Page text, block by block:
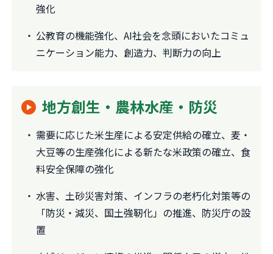
強化
公教育の機能強化、AI社会を念頭においたコミュ
ニケーション能力、創造力、判断力の向上
地方創生・農林水産・防災
需要に応じた米生産による安定供給の確立、麦・
大豆等の生産強化による新たな米政策の確立、食
料安全保障の強化
水害、土砂災害対策、インフラの老朽化対策等の
「防災・減災、国土強靭化」の推進、防災庁の設
置